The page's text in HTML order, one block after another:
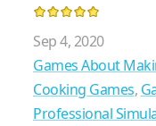
Sep 4, 2020
Games About
Cooking Games,
Professional